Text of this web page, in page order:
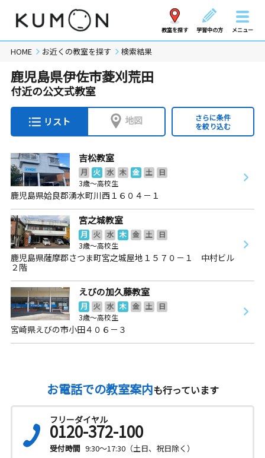
教室を探す 学習中の方 メニュー
HOME お近くの教室を探す 検索結果
鹿児島県伊佐市菱刈荒田
付近の公文式教室
リスト 地図
さらに条件
を絞り込む
吉松教室
月 火 水 木 金 土
日
3歳～高校生
鹿児島県姶良郡湧水町川西１６０４－１
宮之城教室
月 火 水 木 金 土
日
3歳～高校生
鹿児島県薩摩郡さつま町宮之城屋地１５７０－１ 中村ビル
２階
えびの加久藤教室
月 火 水 木 金 土
日
3歳～高校生
宮崎県えびの市小田４０６－３
お電話での教室案内も行っています
フリーダイヤル
0120-372-100
受付時間 9:30～17:30（土日、祝日除く）